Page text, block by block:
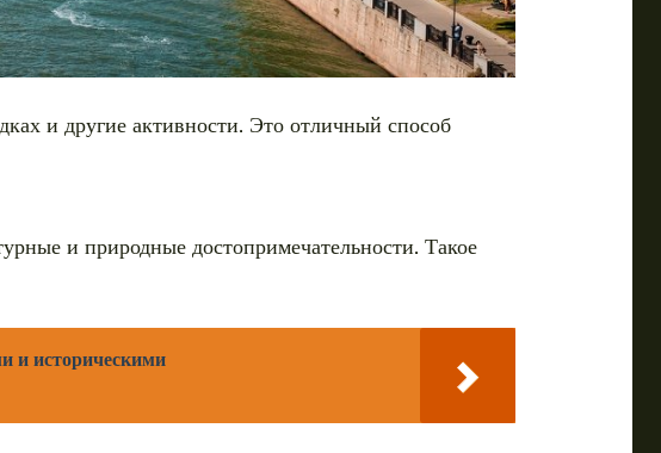
и другие активности. Это отличный способ
и природные достопримечательности. Такое
и историческими